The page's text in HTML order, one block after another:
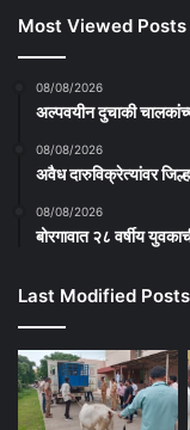
Most Viewed Posts
08/08/2026
अल्पवयीन दुचाकी
08/08/2026
अवैध दारुविक्रेत्यांवर
08/08/2026
बोरगावात २८ वर्षीय
Last Modified Posts